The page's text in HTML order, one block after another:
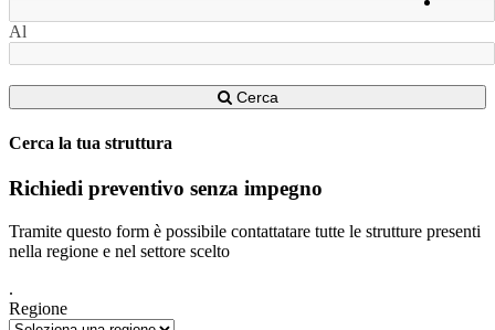
Al
Cerca
Cerca la tua struttura
Richiedi preventivo senza impegno
Tramite questo form è possibile contattatare tutte le strutture presenti
nella regione e nel settore scelto
.
Regione